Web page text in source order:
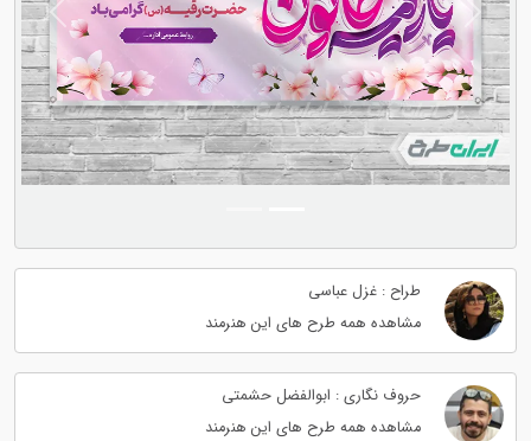
Previous
Next
طراح : غزل عباسی
مشاهده همه طرح های این هنرمند
حروف نگاری : ابوالفضل حشمتی
مشاهده همه طرح های این هنرمند